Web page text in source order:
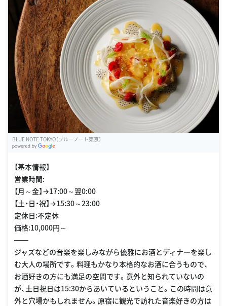
BLUE NOTE TOKYO（ブルーノート東京）
【基本情報】
営業時間:
【月～金】→17:00～翌0:00
【土・日・祝】→15:30～23:00
定休日:不定休
価格:10,000円～
――
ジャズなどの音楽を楽しみながら優雅にお酒とディナーを楽し
む大人の場所です。料理もかなり本格的なお酒に合うもので、
お酒好きの方にも満足の空間です。意外と知られていないの
が、土日祝日は15:30からあいているということ。この時間は意
外と穴場かもしれません。原宿に観光で訪れた音楽好きの方は